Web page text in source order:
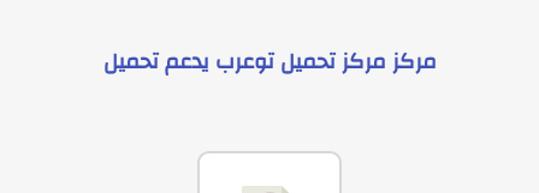
مركزمركز تحميل توعرب يدعمتحميل